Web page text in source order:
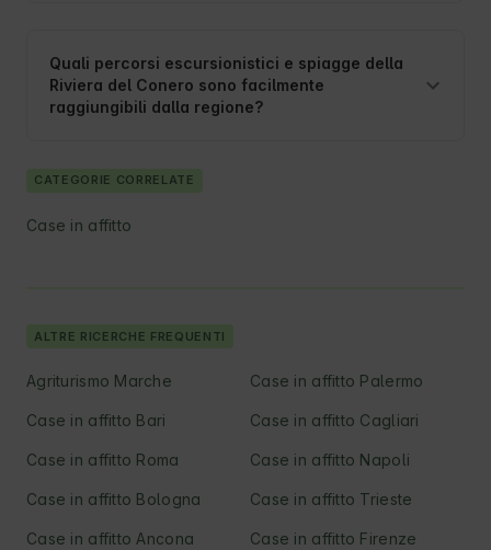
Quali percorsi escursionistici e spiagge della
Riviera del Conero sono facilmente
raggiungibili dalla regione?
CATEGORIE CORRELATE
Case in affitto
ALTRE RICERCHE FREQUENTI
Agriturismo Marche Case in affitto Palermo
Case in affitto Bari Case in affitto Cagliari
Case in affitto Roma Case in affitto Napoli
Case in affitto Bologna Case in affitto Trieste
Case in affitto Ancona Case in affitto Firenze